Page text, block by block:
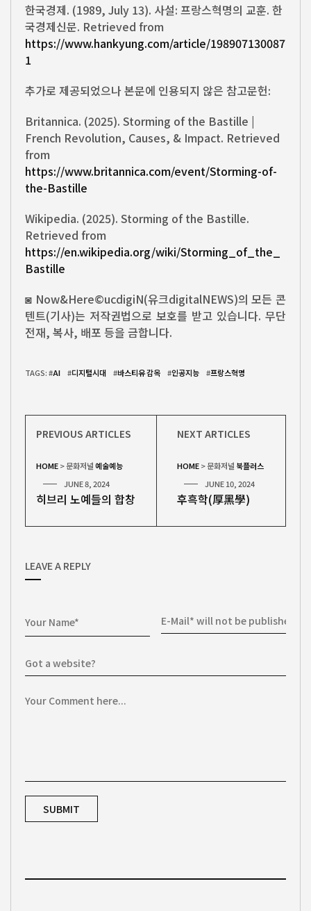
한국경제. (1989, July 13). 사설: 프랑스혁명의 교훈. 한
국경제신문. Retrieved from
https://www.hankyung.com/article/198907130087
1
추가로 제공되었으나 본문에 인용되지 않은 참고문헌:
Britannica. (2025). Storming of the Bastille |
French Revolution, Causes, & Impact. Retrieved
from
https://www.britannica.com/event/Storming-of-
the-Bastille
Wikipedia. (2025). Storming of the Bastille.
Retrieved from
https://en.wikipedia.org/wiki/Storming_of_the_
Bastille
◙ Now&Here©ucdigiN(유크digitalNEWS)의 모든 콘
텐트(기사)는 저작권법으로 보호를 받고 있습니다. 무단
전재, 복사, 배포 등을 금합니다.
TAGS: #AI #디지털시대 #바스티유 감옥 #인공지능 #프랑스혁명
PREVIOUS ARTICLES
HOME>문화저널예술예능
JUNE 8, 2024
히브리 노예들의 합창
NEXT ARTICLES
HOME>문화저널 북플러스
JUNE 10, 2024
후흑학(厚黑學)
LEAVE A REPLY